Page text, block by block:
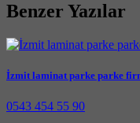
Benzer Yazılar
İzmit laminat parke parke
0543 454 55 90